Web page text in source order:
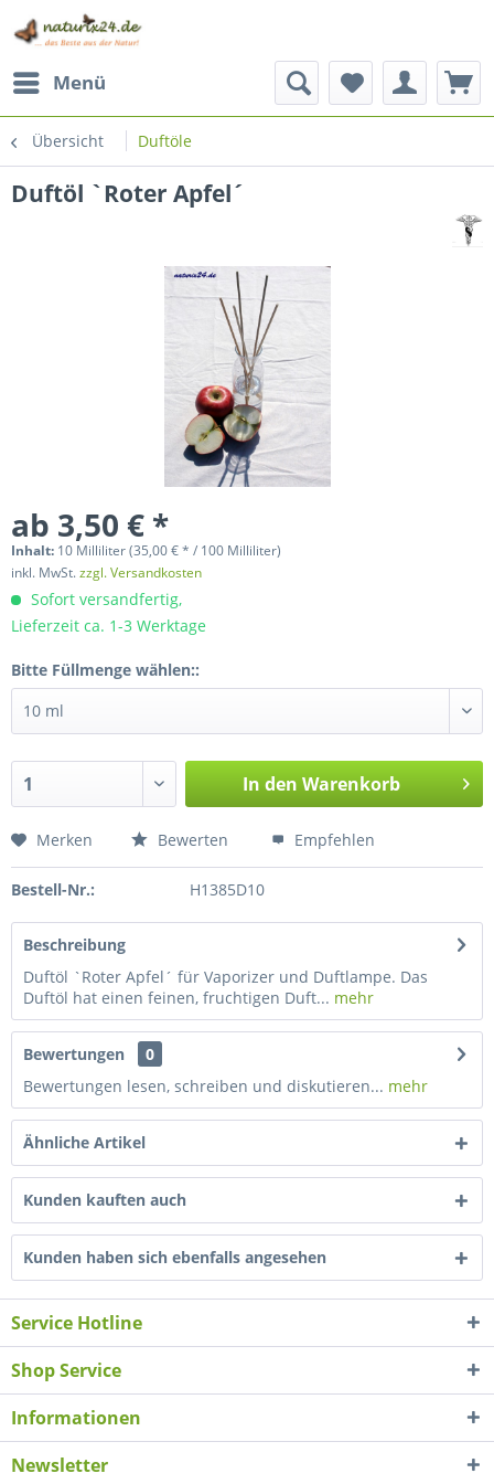
Menü
Übersicht Duftöle
Duftöl `Roter Apfel´
ab 3,50 € *
Inhalt: 10 Milliliter (35,00 € * / 100 Milliliter)
inkl. MwSt.zzgl. Versandkosten
Sofort versandfertig,
Lieferzeit ca. 1-3 Werktage
Bitte Füllmenge wählen::
In den Warenkorb
Merken Bewerten Empfehlen
Bestell-Nr.: H1385D10
Beschreibung
Duftöl `Roter Apfel´ für Vaporizer und Duftlampe. Das
Duftöl hat einen feinen, fruchtigen Duft... mehr
Bewertungen
0
Bewertungen lesen, schreiben und diskutieren... mehr
Ähnliche Artikel
Kunden kauften auch
Kunden haben sich ebenfalls angesehen
Service Hotline
Shop Service
Informationen
Newsletter